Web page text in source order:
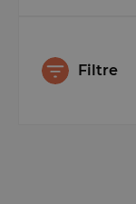
Filtre